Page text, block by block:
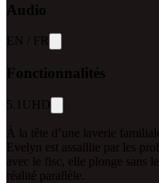
Audio
EN FR
Fonctionnalités
5.1 UHD
À la tête d’une laverie
Evelyn est assaillie par les
avec le fisc, elle plonge sans
réalité parallèle.